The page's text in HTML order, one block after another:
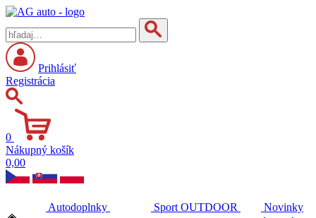
Prihlásiť
Registrácia
0
Nákupný košík
0,00
Autodoplnky Sport OUTDOOR
Novinky